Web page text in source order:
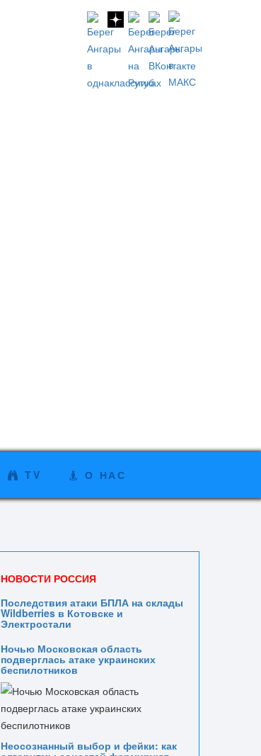
TV О НАС
НОВОСТИ РОССИЯ
Последствия атаки БПЛА на склады
Wildberries в Котовске и
Электростали
Ночью Московская область
подверглась атаке украинских
беспилотников
Неосознанный выбор и фейки: как